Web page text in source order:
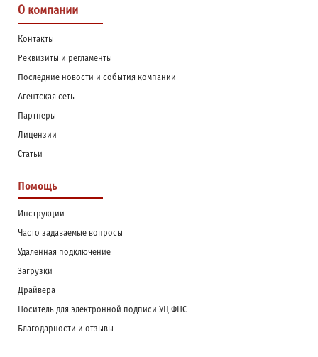
О компании
Контакты
Реквизиты и регламенты
Последние новости и события компании
Агентская сеть
Партнеры
Лицензии
Статьи
Помощь
Инструкции
Часто задаваемые вопросы
Удаленная подключение
Загрузки
Драйвера
Носитель для электронной подписи УЦ ФНС
Благодарности и отзывы